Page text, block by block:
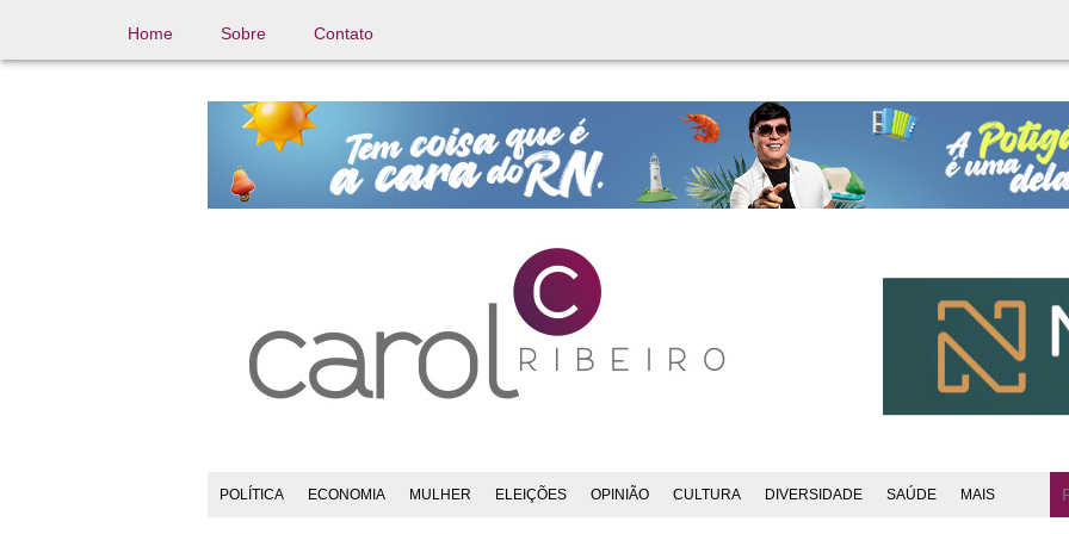
Home Sobre Contato
POLÍTICA ECONOMIA MULHER ELEIÇÕES OPINIÃO CULTURA DIVERSIDADE SAÚDE MAIS